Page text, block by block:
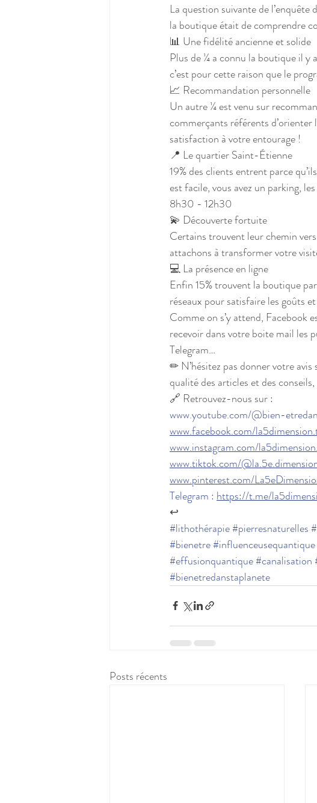
La question suivante de
la boutique était de comprendre
📊 Une fidélité ancienne et solide
Plus de ¼ a connu la boutique il y
c’est pour cette raison que le
📈 Recommandation personnelle
Un autre ¼ est venu sur
commerçants référents d’orienter
satisfaction à votre entourage !
📍 Le quartier Saint-Étienne
19% des clients entrent parce
est facile, vous avez un parking,
8h30 - 12h30
💫 Découverte fortuite
Certains trouvent leur chemin
attachons à transformer votre
💻 La présence en ligne
Enfin 15% trouvent la boutique
réseaux pour satisfaire les goûts
Comme on s’y attend, Facebook
recevoir dans votre boite mail les
Telegram…
✏ N’hésitez pas donner votre
qualité des articles et des
🔗 Retrouvez-nous sur :
www.youtube.com/@bien-
www.facebook.com/
www.instagram.com/
www.tiktok.com/
www.pinterest.com/
Telegram : https://t.me/
↩
#lithothérapie#pierresnaturelles
#bienetre#influenceusequantique
#effusionquantique#canalisation
#bienetredanstaplanete
Posts récents